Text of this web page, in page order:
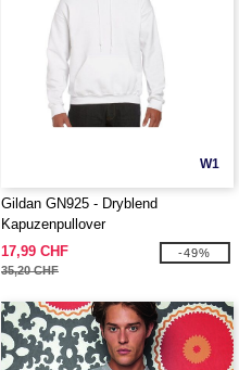
W1
Gildan GN925 - Dryblend
Kapuzenpullover
17,99 CHF
35,20 CHF
-49%